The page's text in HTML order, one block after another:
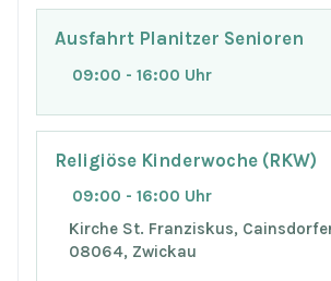
Ausfahrt Planitzer Senioren
09:00 - 16:00 Uhr
Religiöse Kinderwoche (RKW)
09:00 - 16:00 Uhr
Kirche St. Franziskus, Cainsdorfer
08064, Zwickau